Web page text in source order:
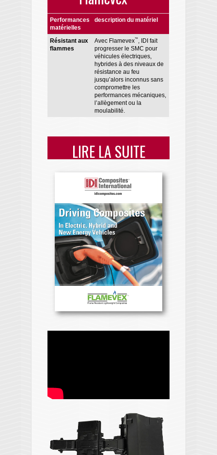
Performances
matérielles
description du matériel
Résistant aux
flammes
Avec Flamevex™, IDI fait
progresser le SMC pour
véhicules électriques,
hybrides à des niveaux de
résistance au feu
jusqu’alors inconnus sans
compromettre les
performances mécaniques,
l’allègement ou la
moulabilité.
LIRE LA SUITE